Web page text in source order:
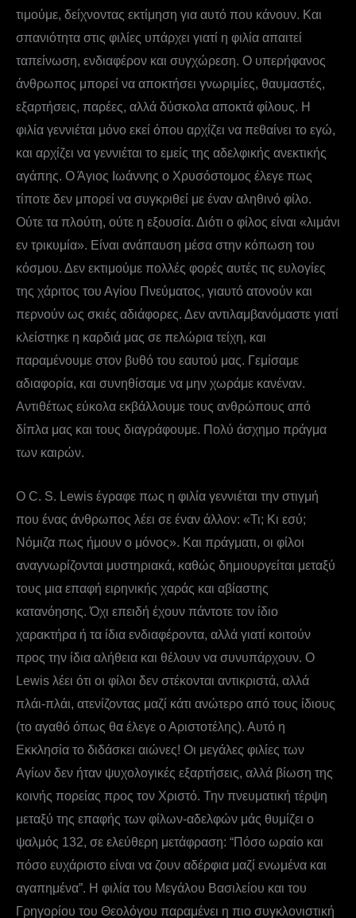
τιμούμε, δείχνοντας εκτίμηση για αυτό που κάνουν. Και
σπανιότητα στις φιλίες υπάρχει γιατί η φιλία απαιτεί
ταπείνωση, ενδιαφέρον και συγχώρεση. Ο υπερήφανος
άνθρωπος μπορεί να αποκτήσει γνωριμίες, θαυμαστές,
εξαρτήσεις, παρέες, αλλά δύσκολα αποκτά φίλους. Η
φιλία γεννιέται μόνο εκεί όπου αρχίζει να πεθαίνει το εγώ,
και αρχίζει να γεννιέται το εμείς της αδελφικής ανεκτικής
αγάπης. Ο Άγιος Ιωάννης ο Χρυσόστομος έλεγε πως
τίποτε δεν μπορεί να συγκριθεί με έναν αληθινό φίλο.
Ούτε τα πλούτη, ούτε η εξουσία. Διότι ο φίλος είναι «λιμάνι
εν τρικυμία». Είναι ανάπαυση μέσα στην κόπωση του
κόσμου. Δεν εκτιμούμε πολλές φορές αυτές τις ευλογίες
της χάριτος του Αγίου Πνεύματος, γιαυτό ατονούν και
περνούν ως σκιές αδιάφορες. Δεν αντιλαμβανόμαστε γιατί
κλείστηκε η καρδιά μας σε πελώρια τείχη, και
παραμένουμε στον βυθό του εαυτού μας. Γεμίσαμε
αδιαφορία, και συνηθίσαμε να μην χωράμε κανέναν.
Αντιθέτως εύκολα εκβάλλουμε τους ανθρώπους από
δίπλα μας και τους διαγράφουμε. Πολύ άσχημο πράγμα
των καιρών.
Ο C. S. Lewis έγραφε πως η φιλία γεννιέται την στιγμή
που ένας άνθρωπος λέει σε έναν άλλον: «Τι; Κι εσύ;
Νόμιζα πως ήμουν ο μόνος». Και πράγματι, οι φίλοι
αναγνωρίζονται μυστηριακά, καθώς δημιουργείται μεταξύ
τους μια επαφή ειρηνικής χαράς και αβίαστης
κατανόησης. Όχι επειδή έχουν πάντοτε τον ίδιο
χαρακτήρα ή τα ίδια ενδιαφέροντα, αλλά γιατί κοιτούν
προς την ίδια αλήθεια και θέλουν να συνυπάρχουν. Ο
Lewis λέει ότι οι φίλοι δεν στέκονται αντικριστά, αλλά
πλάι-πλάι, ατενίζοντας μαζί κάτι ανώτερο από τους ίδιους
(το αγαθό όπως θα έλεγε ο Αριστοτέλης). Αυτό η
Εκκλησία το διδάσκει αιώνες! Οι μεγάλες φιλίες των
Αγίων δεν ήταν ψυχολογικές εξαρτήσεις, αλλά βίωση της
κοινής πορείας προς τον Χριστό. Την πνευματική τέρψη
μεταξύ της επαφής των φίλων-αδελφών μάς θυμίζει ο
ψαλμός 132, σε ελεύθερη μετάφραση: “Πόσο ωραίο και
πόσο ευχάριστο είναι να ζουν αδέρφια μαζί ενωμένα και
αγαπημένα”. Η φιλία του Μεγάλου Βασιλείου και του
Γρηγορίου του Θεολόγου παραμένει η πιο συγκλονιστική